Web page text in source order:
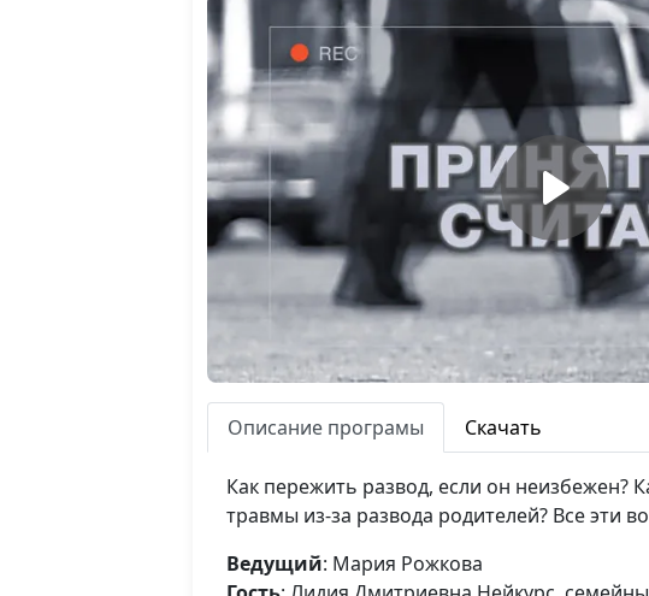
Описание програмы Скачать
Как пережить развод, если он неизбежен?
травмы из-за развода родителей? Все эти
Ведущий: Мария Рожкова